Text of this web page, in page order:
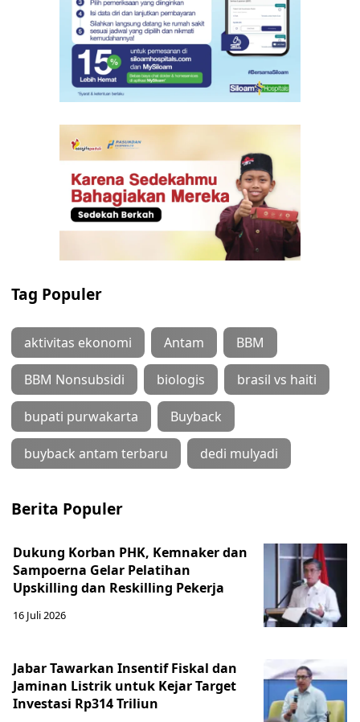
Tag Populer
aktivitas ekonomi Antam BBM
BBM Nonsubsidi biologis brasil vs haiti
bupati purwakarta Buyback
buyback antam terbaru dedi mulyadi
Berita Populer
Dukung Korban PHK, Kemnaker dan
Sampoerna Gelar Pelatihan
Upskilling dan Reskilling Pekerja
16 Juli 2026
Jabar Tawarkan Insentif Fiskal dan
Jaminan Listrik untuk Kejar Target
Investasi Rp314 Triliun